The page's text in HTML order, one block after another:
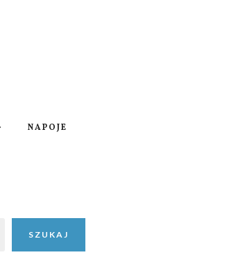
NAPOJE
SZUKAJ